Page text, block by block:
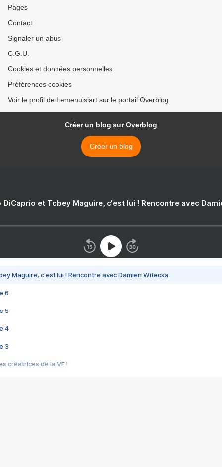
Pages
Contact
Signaler un abus
C.G.U.
Cookies et données personnelles
Préférences cookies
Voir le profil de Lemenuisiart sur le portail Overblog
Créer un blog sur Overblog
Créer un blog
DiCaprio et Tobey Maguire, c'est lui ! Rencontre avec
Maguire, c'est lui ! Rencontre avec Damien Witecka
6
5
4
3
créatrices de la VF !